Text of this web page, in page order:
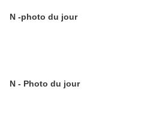
N -photo du jour
N - Photo du jour